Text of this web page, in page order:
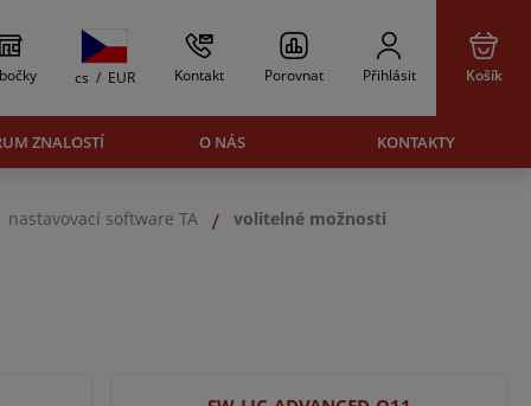
cs / EUR Kontakt Porovnat Přihlásit Košík
ZNALOSTÍ O NÁS KONTAKTY
nastavovací software TA volitelné možnosti